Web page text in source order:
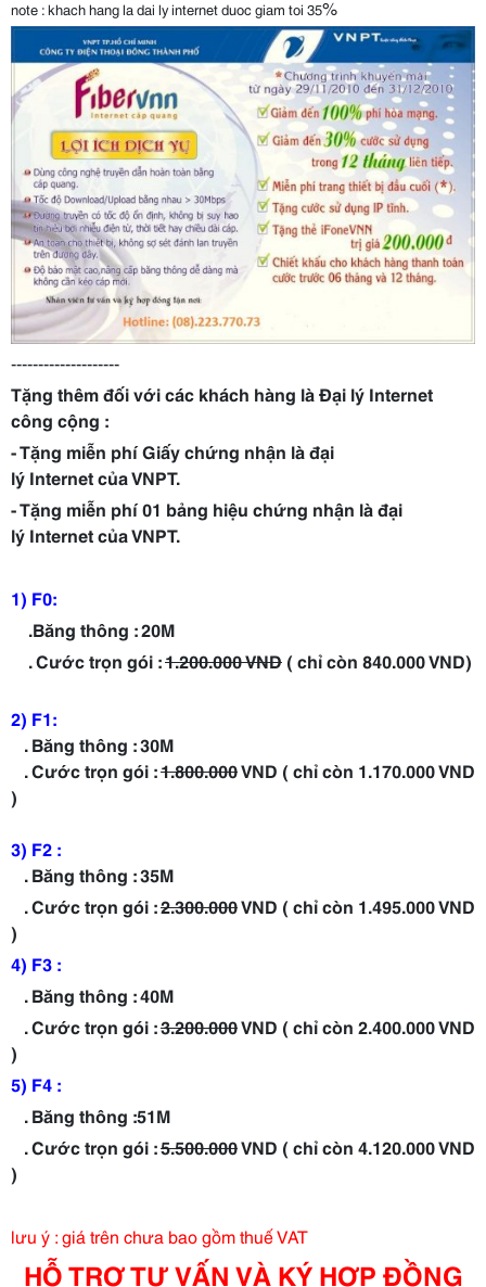
note : khach hang la dai ly internet duoc giam toi 35%
--------------------
Tặng thêm đối với các khách hàng là Đại lý Internet
công cộng :
- Tặng miễn phí Giấy chứng nhận là đại
lý Internet của VNPT.
- Tặng miễn phí 01 bảng hiệu chứng nhận là đại
lý Internet của VNPT.
1) F0:
.Băng thông : 20M
. Cước trọn gói :1.200.000 VND ( chỉ còn 840.000 VND)
2) F1:
. Băng thông : 30M
. Cước trọn gói :1.800.000VND ( chỉ còn 1.170.000 VND
)
3) F2 :
. Băng thông : 35M
. Cước trọn gói :2.300.000VND ( chỉ còn 1.495.000 VND
)
4) F3 :
. Băng thông : 40M
. Cước trọn gói :3.200.000VND ( chỉ còn 2.400.000 VND
)
5) F4 :
. Băng thông :51M
. Cước trọn gói :5.500.000VND ( chỉ còn 4.120.000 VND
)
lưu ý : giá trên chưa bao gồm thuế VAT
HỖ TRỢ TƯ VẤN VÀ KÝ HỢP ĐỒNG